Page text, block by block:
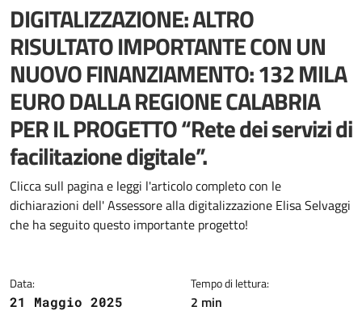
DIGITALIZZAZIONE: ALTRO
RISULTATO IMPORTANTE CON UN
NUOVO FINANZIAMENTO: 132 MILA
EURO DALLA REGIONE CALABRIA
PER IL PROGETTO “Rete dei servizi di
facilitazione digitale”.
Dettagli della notizia
Clicca sull pagina e leggi l'articolo completo con le
dichiarazioni dell' Assessore alla digitalizzazione Elisa Selvaggi
che ha seguito questo importante progetto!
Data:
21 Maggio 2025
Tempo di lettura:
2 min